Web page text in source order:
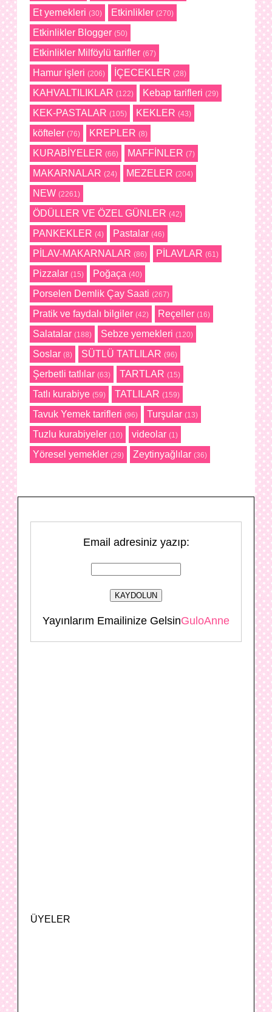
Et yemekleri (30) Etkinlikler (270)
Etkinlikler Blogger (50)
Etkinlikler Milföylü tarifler (67)
Hamur işleri (206) İÇECEKLER (28)
KAHVALTILIKLAR (122) Kebap tarifleri (29)
KEK-PASTALAR (105) KEKLER (43)
köfteler (76) KREPLER (8)
KURABİYELER (66) MAFFİNLER (7)
MAKARNALAR (24) MEZELER (204)
NEW (2261)
ÖDÜLLER VE ÖZEL GÜNLER (42)
PANKEKLER (4) Pastalar (46)
PİLAV-MAKARNALAR (86) PİLAVLAR (61)
Pizzalar (15) Poğaça (40)
Porselen Demlik Çay Saati (267)
Pratik ve faydalı bilgiler (42) Reçeller (16)
Salatalar (188) Sebze yemekleri (120)
Soslar (8) SÜTLÜ TATLILAR (96)
Şerbetli tatlılar (63) TARTLAR (15)
Tatlı kurabiye (59) TATLILAR (159)
Tavuk Yemek tarifleri (96) Turşular (13)
Tuzlu kurabiyeler (10) videolar (1)
Yöresel yemekler (29) Zeytinyağlılar (36)
Email adresiniz yazıp:
Yayınlarım Emailinize GelsinGuloAnne
ÜYELER